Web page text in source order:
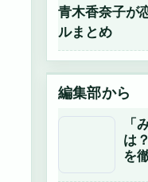
青木香奈子が
ルまとめ
編集部から
「
は
を